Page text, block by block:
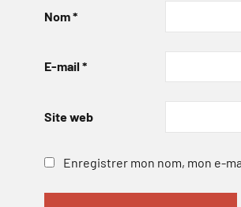
Nom*
E-mail *
Site web
Enregistrer mon nom, mon e-